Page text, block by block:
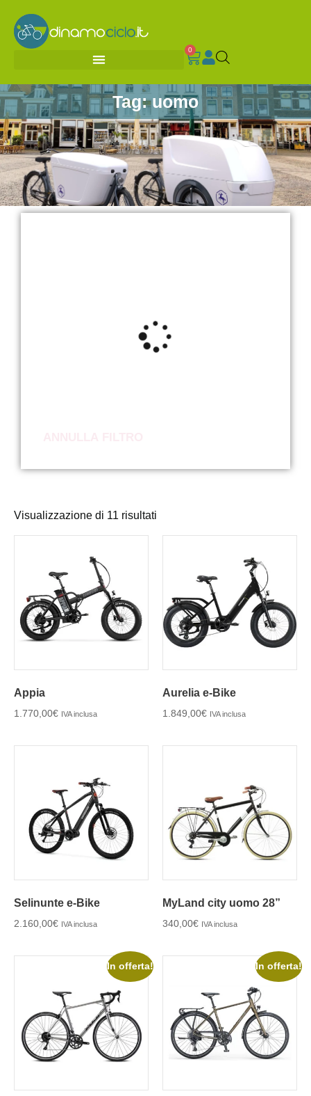
0
Tag: uomo
Visualizzazione di 11 risultati
Appia
1.770,00€ IVA inclusa
Aurelia e-Bike
1.849,00€ IVA inclusa
Selinunte e-Bike
2.160,00€ IVA inclusa
MyLand city uomo 28”
340,00€ IVA inclusa
In offerta! In offerta!